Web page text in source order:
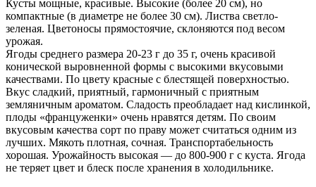
Кусты мощные, красивые. Высокие (более 20 см), но
компактные (в диаметре не более 30 см). Листва светло-
зеленая. Цветоносы прямостоячие, склоняются под весом
урожая.
Ягоды среднего размера 20-23 г до 35 г, очень красивой
конической выровненной формы с высокими вкусовыми
качествами. По цвету красные с блестящей поверхностью.
Вкус сладкий, приятный, гармоничный с приятным
земляничным ароматом. Сладость преобладает над кислинкой,
плоды «француженки» очень нравятся детям. По своим
вкусовым качества сорт по праву может считаться одним из
лучших. Мякоть плотная, сочная. Транспортабельность
хорошая. Урожайность высокая — до 800-900 г с куста. Ягода
не теряет цвет и блеск после хранения в холодильнике.